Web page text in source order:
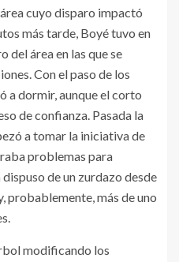
cuyo disparo impactó
más tarde, Boyé tuvo en
del área en las que se
Con el paso de los
a dormir, aunque el corto
de confianza. Pasada la
a tomar la iniciativa de
problemas para
de un zurdazo desde
probablemente, más de uno
modificando los